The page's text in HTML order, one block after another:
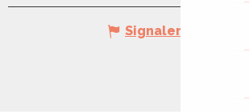
Signaler une erreur